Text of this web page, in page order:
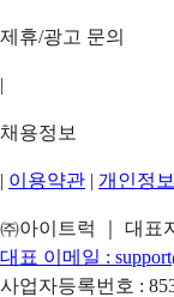
제휴/광고 문의
|
채용정보
| 이용약관 | 개인정
㈜아이트럭 ｜ 대표
대표 이메일 :
사업자등록번호 :